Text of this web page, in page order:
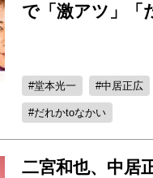
で「激アツ」「
堂本光一 中居正広
だれかtoなかい
二宮和也、中居